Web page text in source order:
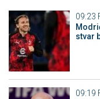
09:23
stvar
09:19